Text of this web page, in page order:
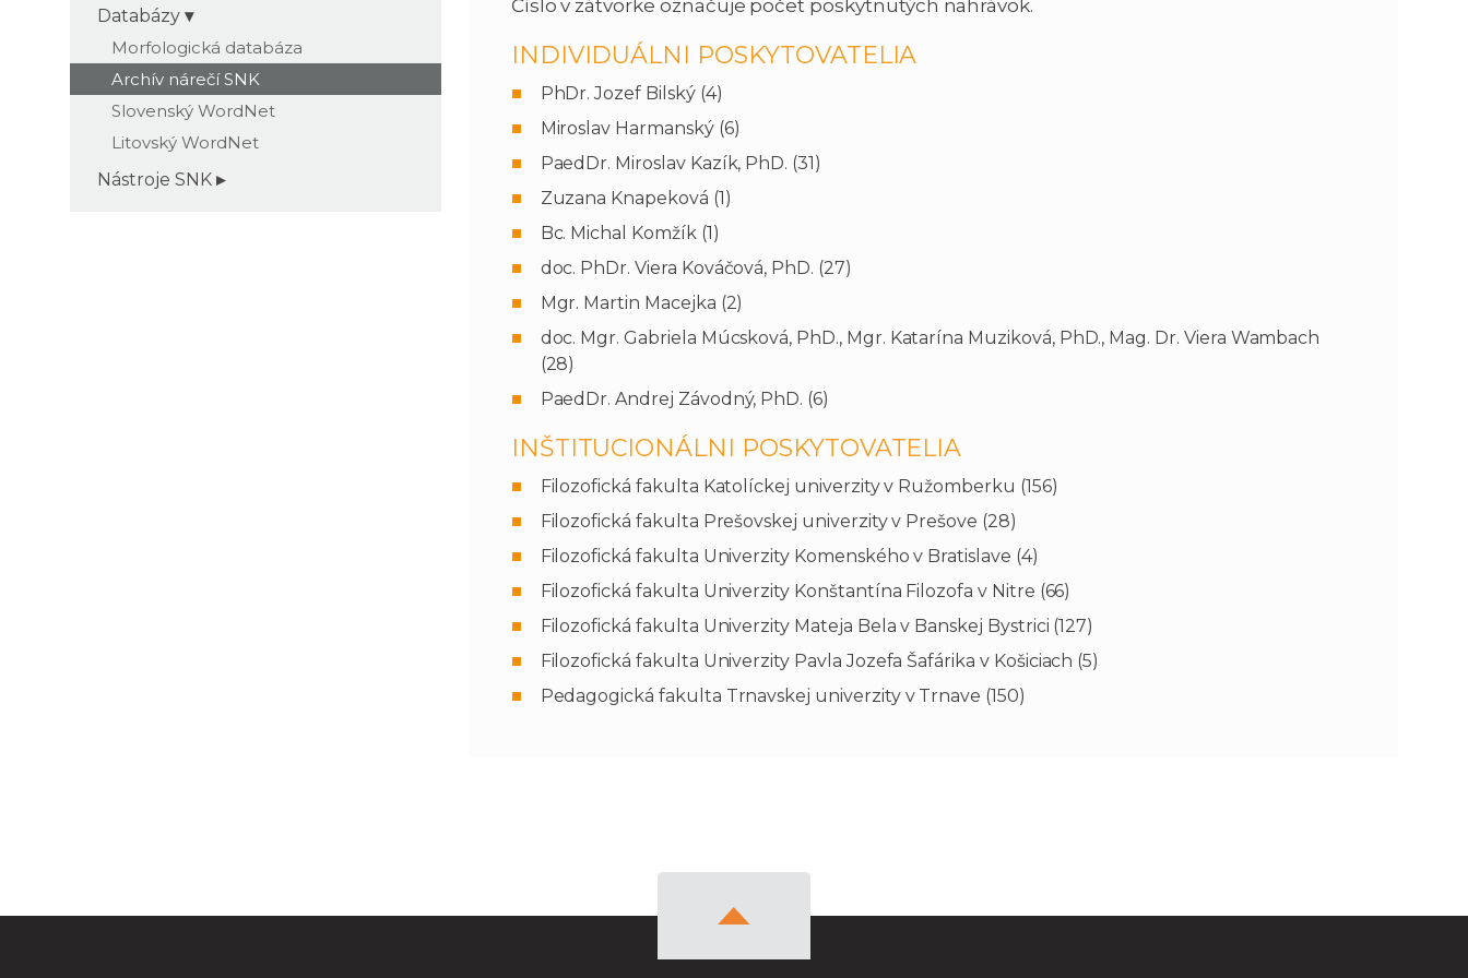
Databázy
Morfologická databáza
Archív nárečí SNK
Slovenský WordNet
Litovský WordNet
Nástroje SNK
Číslo v zátvorke označuje počet poskytnutých nahrávok.
INDIVIDUÁLNI POSKYTOVATELIA
PhDr. Jozef Bilský (4)
Miroslav Harmanský (6)
PaedDr. Miroslav Kazík, PhD. (31)
Zuzana Knapeková (1)
Bc. Michal Komžík (1)
doc. PhDr. Viera Kováčová, PhD. (27)
Mgr. Martin Macejka (2)
doc. Mgr. Gabriela Múcsková, PhD., Mgr. Katarína Muziková, PhD., Mag. Dr. Viera Wambach
(28)
PaedDr. Andrej Závodný, PhD. (6)
INŠTITUCIONÁLNI POSKYTOVATELIA
Filozofická fakulta Katolíckej univerzity v Ružomberku (156)
Filozofická fakulta Prešovskej univerzity v Prešove (28)
Filozofická fakulta Univerzity Komenského v Bratislave (4)
Filozofická fakulta Univerzity Konštantína Filozofa v Nitre (66)
Filozofická fakulta Univerzity Mateja Bela v Banskej Bystrici (127)
Filozofická fakulta Univerzity Pavla Jozefa Šafárika v Košiciach (5)
Pedagogická fakulta Trnavskej univerzity v Trnave (150)